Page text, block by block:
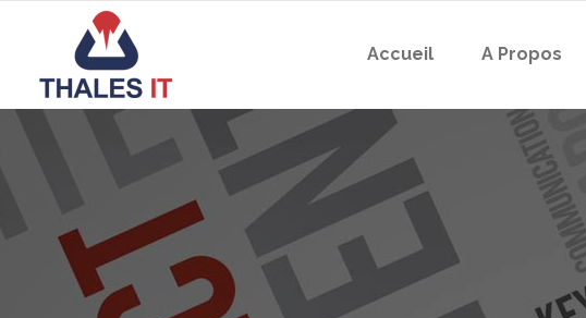
Accueil A Propos